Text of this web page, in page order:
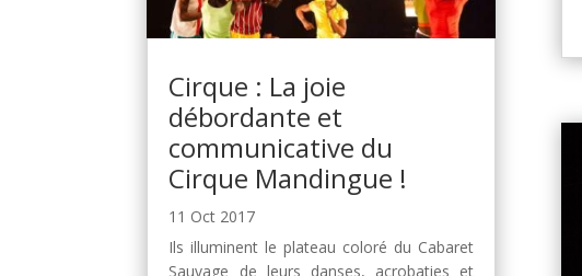
Cirque : La joie
débordante et
communicative du
Cirque Mandingue !
11 Oct 2017
Ils illuminent le plateau coloré du Cabaret
Sauvage de leurs danses, acrobaties et